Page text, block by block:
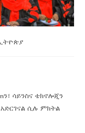
ሳይንስና ቴክኖሎጂን
ሲሉ ምክትል